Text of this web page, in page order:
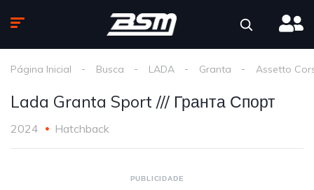
Página Inicial Busca LADA Granta Assetto
Lada Granta Sport /// Гранта Спорт
2024 Hatchback
PUBLICIDADE